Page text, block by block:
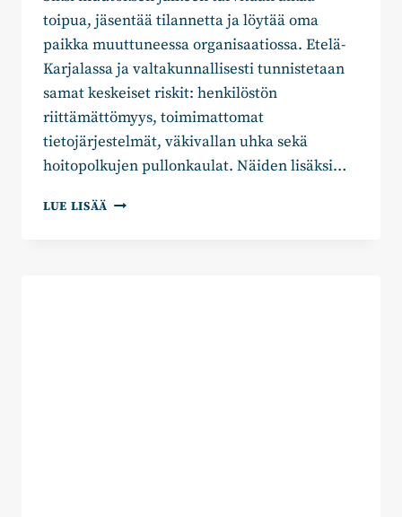
toipua, jäsentää tilannetta ja löytää oma
paikka muuttuneessa organisaatiossa. Etelä-
Karjalassa ja valtakunnallisesti tunnistetaan
samat keskeiset riskit: henkilöstön
riittämättömyys, toimimattomat
tietojärjestelmät, väkivallan uhka sekä
hoitopolkujen pullonkaulat. Näiden lisäksi…
LUE LISÄÄ EMMA